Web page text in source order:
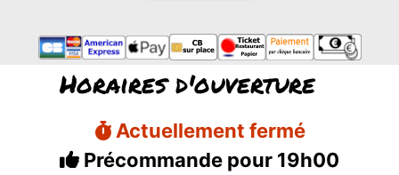
Horaires d'ouverture
Actuellement fermé
Précommande pour 19h00